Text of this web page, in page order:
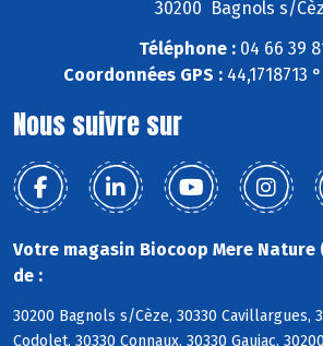
30200 Bagnols s/
Téléphone :04 66 39
Coordonnées GPS :44,1718713
Nous suivre sur
Votre magasin Biocoop Mere Nature
de :
30200 Bagnols s/Cèze, 30330 Cavillargues,
Codolet, 30330 Connaux, 30330 Gaujac,